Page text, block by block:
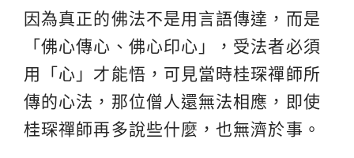
因為真正的佛法不是用言語傳達，而是
「佛心傳心、佛心印心」，受法者必須
用「心」才能悟，可見當時桂琛禪師所
傳的心法，那位僧人還無法相應，即使
桂琛禪師再多說些什麼，也無濟於事。